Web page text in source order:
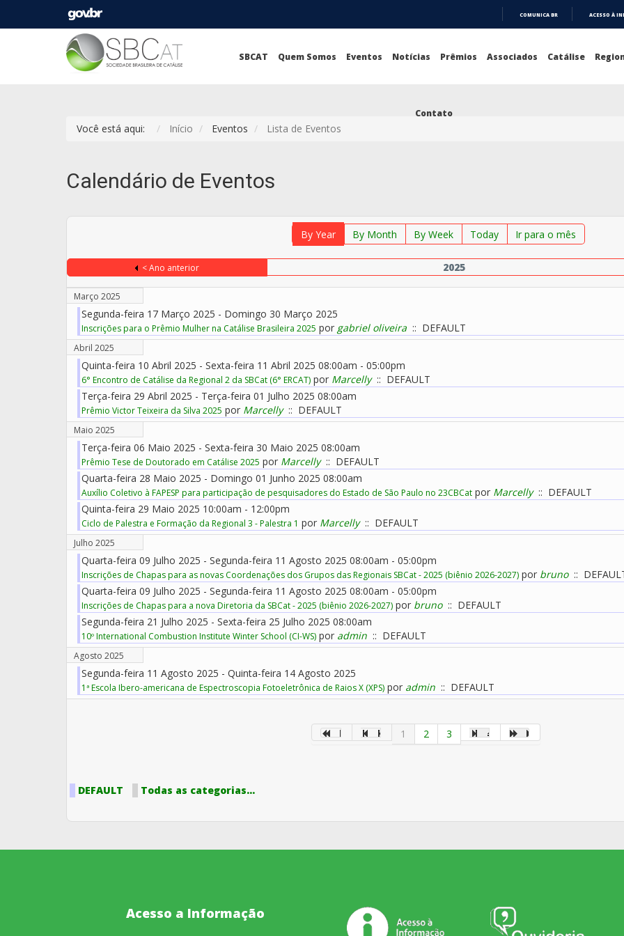
COMUNICA BR ACESSO À
SBCAT Quem Somos Eventos Notícias Prêmios Associados Catálise
Contato
Você está aqui: Início Eventos Lista de Eventos
Calendário de Eventos
By Year By Month By Week Today Ir para o mês
< Ano anterior 2025
Março 2025
Segunda-feira 17 Março 2025 - Domingo 30 Março 2025
Inscrições para o Prêmio Mulher na Catálise Brasileira 2025 por gabriel oliveira :: DEFAULT
Abril 2025
Quinta-feira 10 Abril 2025 - Sexta-feira 11 Abril 2025 08:00am - 05:00pm
6° Encontro de Catálise da Regional 2 da SBCat (6° ERCAT) por Marcelly:: DEFAULT
Terça-feira 29 Abril 2025 - Terça-feira 01 Julho 2025 08:00am
Prêmio Victor Teixeira da Silva 2025 por Marcelly:: DEFAULT
Maio 2025
Terça-feira 06 Maio 2025 - Sexta-feira 30 Maio 2025 08:00am
Prêmio Tese de Doutorado em Catálise 2025 por Marcelly:: DEFAULT
Quarta-feira 28 Maio 2025 - Domingo 01 Junho 2025 08:00am
Auxílio Coletivo à FAPESP para participação de pesquisadores do Estado de São Paulo no 23CBCat por Marcelly:: DEFAULT
Quinta-feira 29 Maio 2025 10:00am - 12:00pm
Ciclo de Palestra e Formação da Regional 3 - Palestra 1 por Marcelly:: DEFAULT
Julho 2025
Quarta-feira 09 Julho 2025 - Segunda-feira 11 Agosto 2025 08:00am - 05:00pm
Inscrições de Chapas para as novas Coordenações dos Grupos das Regionais SBCat - 2025 (biênio 2026-2027) por bruno::
Quarta-feira 09 Julho 2025 - Segunda-feira 11 Agosto 2025 08:00am - 05:00pm
Inscrições de Chapas para a nova Diretoria da SBCat - 2025 (biênio 2026-2027) por bruno:: DEFAULT
Segunda-feira 21 Julho 2025 - Sexta-feira 25 Julho 2025 08:00am
10º International Combustion Institute Winter School (CI-WS) por admin :: DEFAULT
Agosto 2025
Segunda-feira 11 Agosto 2025 - Quinta-feira 14 Agosto 2025
1ª Escola Ibero-americana de Espectroscopia Fotoeletrônica de Raios X (XPS) por admin :: DEFAULT
1
2 3
DEFAULT Todas as categorias...
Acesso a Informação